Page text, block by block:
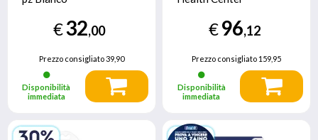
€32,00
Prezzo consigliato39,90
Disponibilità
immediata
€96,12
Prezzo consigliato 159,95
Disponibilità
immediata